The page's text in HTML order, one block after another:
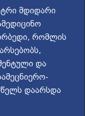
მდიდარი
რომლის
და
წელს დაარსდა